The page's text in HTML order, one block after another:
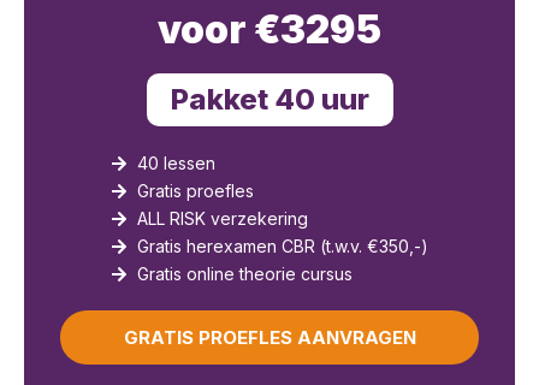
voor €3295
Pakket 40 uur
40 lessen
Gratis proefles
ALL RISK verzekering
Gratis herexamen CBR (t.w.v. €350,-)
Gratis online theorie cursus
GRATIS PROEFLES AANVRAGEN